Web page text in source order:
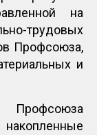
на
трудовых
Профсоюза,
и